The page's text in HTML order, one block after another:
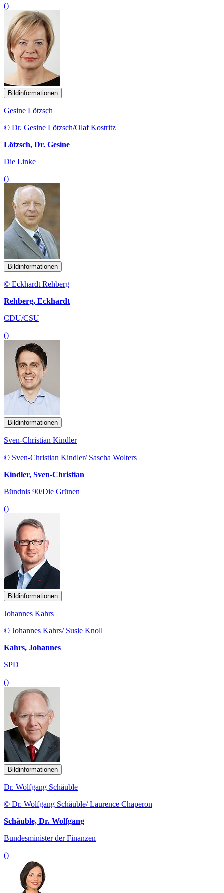
()
Bildinformationen
Gesine Lötzsch
© Dr. Gesine Lötzsch/Olaf Kostritz
Lötzsch, Dr. Gesine
Die Linke
()
Bildinformationen
© Eckhardt Rehberg
Rehberg, Eckhardt
CDU/CSU
()
Bildinformationen
Sven-Christian Kindler
© Sven-Christian Kindler/ Sascha Wolters
Kindler, Sven-Christian
Bündnis 90/Die Grünen
()
Bildinformationen
Johannes Kahrs
© Johannes Kahrs/ Susie Knoll
Kahrs, Johannes
SPD
()
Bildinformationen
Dr. Wolfgang Schäuble
© Dr. Wolfgang Schäuble/ Laurence Chaperon
Schäuble, Dr. Wolfgang
Bundesminister der Finanzen
()